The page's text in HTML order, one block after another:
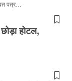
पत्र…
होटल,